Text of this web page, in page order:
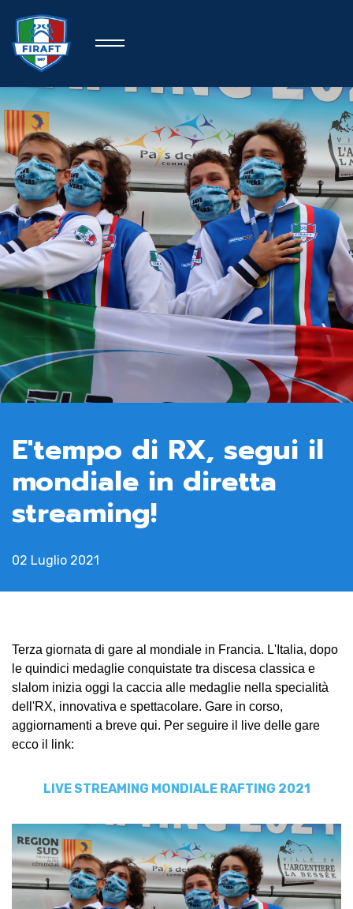
Home
Federazione
Rafting Sportivo
Discipline Federali
Formazione
News
Media
Documenti
Affiliazione
Trasparente
Contatti
E'tempo di RX, segui il
mondiale in diretta
streaming!
02 Luglio 2021
Terza giornata di gare al mondiale in Francia. L'Italia, dopo
le quindici medaglie conquistate tra discesa classica e
slalom inizia oggi la caccia alle medaglie nella specialità
dell'RX, innovativa e spettacolare. Gare in corso,
aggiornamenti a breve qui. Per seguire il live delle gare
ecco il link:
LIVE STREAMING MONDIALE RAFTING 2021